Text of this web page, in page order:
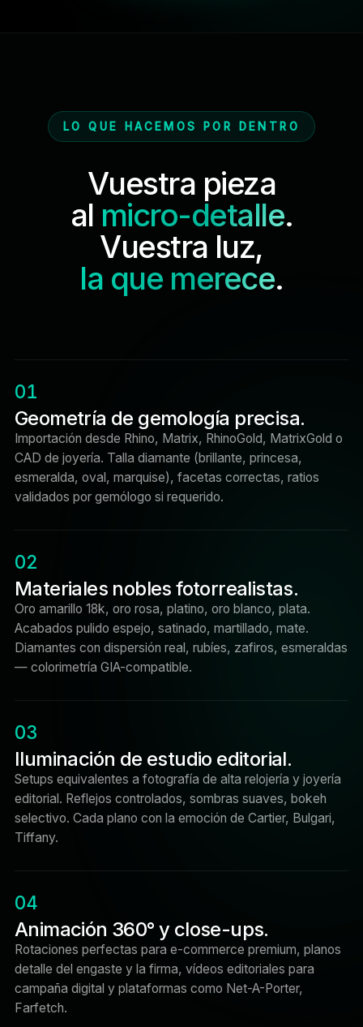
LO QUE HACEMOS POR DENTRO
Vuestra pieza
al micro-detalle.
Vuestra luz,
la que merece.
01
Geometría de gemología precisa.
Importación desde Rhino, Matrix, RhinoGold, MatrixGold o
CAD de joyería. Talla diamante (brillante, princesa,
esmeralda, oval, marquise), facetas correctas, ratios
validados por gemólogo si requerido.
02
Materiales nobles fotorrealistas.
Oro amarillo 18k, oro rosa, platino, oro blanco, plata.
Acabados pulido espejo, satinado, martillado, mate.
Diamantes con dispersión real, rubíes, zafiros, esmeraldas
— colorimetría GIA-compatible.
03
Iluminación de estudio editorial.
Setups equivalentes a fotografía de alta relojería y joyería
editorial. Reflejos controlados, sombras suaves, bokeh
selectivo. Cada plano con la emoción de Cartier, Bulgari,
Tiffany.
04
Animación 360° y close-ups.
Rotaciones perfectas para e-commerce premium, planos
detalle del engaste y la firma, vídeos editoriales para
campaña digital y plataformas como Net-A-Porter,
Farfetch.